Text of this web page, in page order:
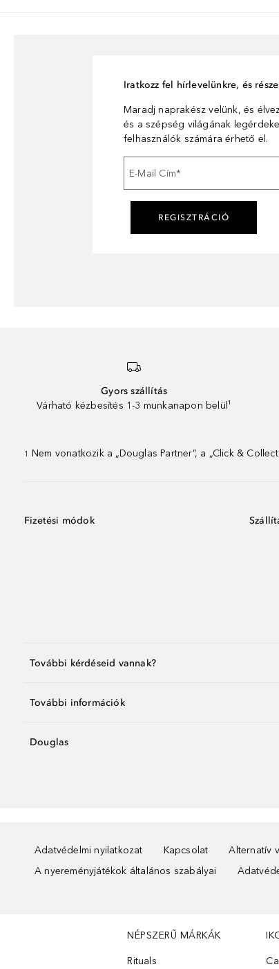
Iratkozz fel hírlevelünkre, és
Maradj naprakész velünk, és
és a szépség világának
felhasználók számára érhető el.
E-Mail Cím*
REGISZTRÁCIÓ
Gyors szállítás
Várható kézbesítés 1-3 munkanapon belül¹
1 Nem vonatkozik a „Douglas Partner”, a „Click &
Fizetési módok
További kérdéseid vannak?
További információk
Douglas
Adatvédelmi nyilatkozat Kapcsolat Alternatív
A nyereményjátékok általános szabályai
NÉPSZERŰ MÁRKÁK
Rituals